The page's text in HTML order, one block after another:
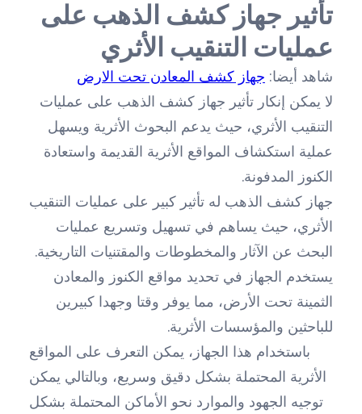
تأثير جهاز كشف الذهب على
عمليات التنقيب الأثري
شاهد أيضا: جهاز كشف المعادن تحت الارض
لا يمكن إنكار تأثير جهاز كشف الذهب على عمليات
التنقيب الأثري، حيث يدعم البحوث الأثرية ويسهل
عملية استكشاف المواقع الأثرية القديمة واستعادة
الكنوز المدفونة.
جهاز كشف الذهب له تأثير كبير على عمليات التنقيب
الأثري، حيث يساهم في تسهيل وتسريع عمليات
البحث عن الآثار والمخطوطات والمقتنيات التاريخية.
يستخدم الجهاز في تحديد مواقع الكنوز والمعادن
الثمينة تحت الأرض، مما يوفر وقتا وجهدا كبيرين
للباحثين والمؤسسات الأثرية.
باستخدام هذا الجهاز، يمكن التعرف على المواقع
الأثرية المحتملة بشكل دقيق وسريع، وبالتالي يمكن
توجيه الجهود والموارد نحو الأماكن المحتملة بشكل